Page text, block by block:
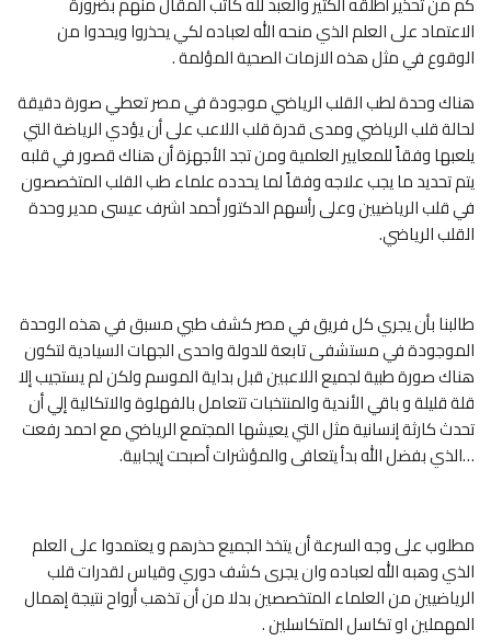
الاعتماد على العلم الذي منحه الله لعباده لكي يحذروا ويحدوا من
الوقوع في مثل هذه الازمات الصحية المؤلمة .
هناك وحدة لطب القلب الرياضي موجودة في مصر تعطي صورة دقيقة
لحالة قلب الرياضي ومدى قدرة قلب اللاعب على أن يؤدي الرياضة التي
يلعبها وفقاً للمعايير العلمية ومن تجد الأجهزة أن هناك قصور في قلبه
يتم تحديد ما يجب علاجه وفقاً لما يحدده علماء طب القلب المتخصصون
في قلب الرياضيين وعلى رأسهم الدكتور أحمد اشرف عيسى مدير وحدة
القلب الرياضي.
طالبنا بأن يجري كل فريق في مصر كشف طبي مسبق في هذه الوحدة
الموجودة في مستشفى تابعة للدولة واحدى الجهات السيادية لتكون
هناك صورة طبية لجميع اللاعبين قبل بداية الموسم ولكن لم يستجيب إلا
قلة قليلة و باقي الأندية والمنتخبات تتعامل بالفهلوة والاتكالية إلي أن
تحدث كارثة إنسانية مثل التي يعيشها المجتمع الرياضي مع احمد رفعت
…الذي بفضل الله بدأ يتعافى والمؤشرات أصبحت إيجابية.
مطلوب على وجه السرعة أن يتخذ الجميع حذرهم و يعتمدوا على العلم
الذي وهبه الله لعباده وان يجرى كشف دوري وقياس لقدرات قلب
الرياضيين من العلماء المتخصصين بدلا من أن تذهب أرواح نتيجة إهمال
المهملين او تكاسل المتكاسلين .